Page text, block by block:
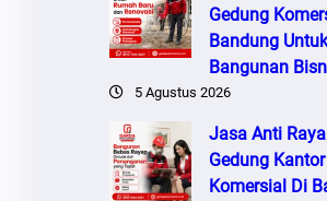
Gedung
Bandung
Bangunan
5 Agustus 2026
Jasa Anti
Gedung
Komersial Di